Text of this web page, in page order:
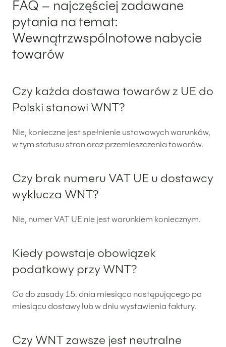
FAQ – najczęściej zadawane
pytania na temat:
Wewnątrzwspólnotowe nabycie
towarów
Czy każda dostawa towarów z UE do
Polski stanowi WNT?
Nie, konieczne jest spełnienie ustawowych warunków,
w tym statusu stron oraz przemieszczenia towarów.
Czy brak numeru VAT UE u dostawcy
wyklucza WNT?
Nie, numer VAT UE nie jest warunkiem koniecznym.
Kiedy powstaje obowiązek
podatkowy przy WNT?
Co do zasady 15. dnia miesiąca następującego po
miesiącu dostawy lub w dniu wystawienia faktury.
Czy WNT zawsze jest neutralne